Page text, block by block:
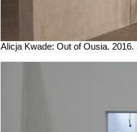
Alicja Kwade: Out of Ousia.